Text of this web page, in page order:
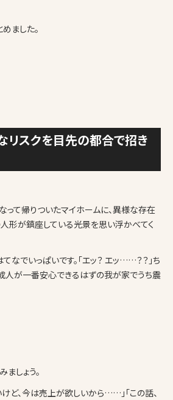
ました。
スクを目先の都合で招き
って帰りついたマイホームに、異様な存在
形が鎮座している光景を思い浮かべてく
でいっぱいです。「エッ？ エッ……？？」ち
人が一番安心できるはずの我が家でうち震
しょう。
けど、今は売上が欲しいから……」「この話、